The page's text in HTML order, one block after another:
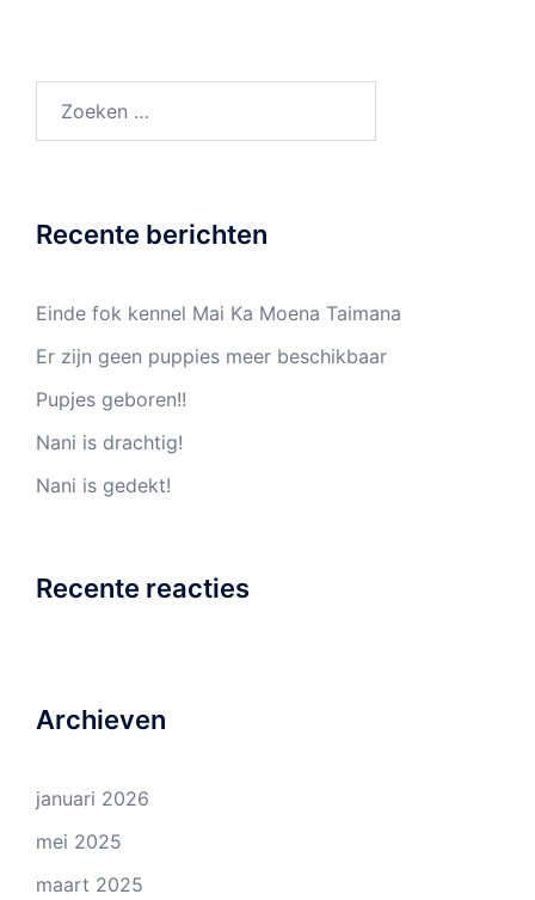
Recente berichten
Einde fok kennel Mai Ka Moena Taimana
Er zijn geen puppies meer beschikbaar
Pupjes geboren!!
Nani is drachtig!
Nani is gedekt!
Recente reacties
Archieven
januari 2026
mei 2025
maart 2025